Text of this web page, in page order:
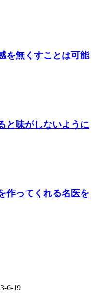
を無くすことは可能
と味がしないように
作ってくれる名医を
6-19